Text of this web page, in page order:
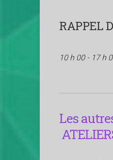
RAPPEL
10 h 00 - 17 h
Les